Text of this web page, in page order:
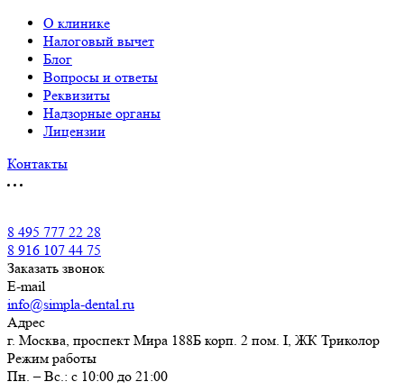
О клинике
Налоговый вычет
Блог
Вопросы и ответы
Реквизиты
Надзорные органы
Лицензии
Контакты
8 495 777 22 28
8 916 107 44 75
Заказать звонок
E-mail
info@simpla-dental.ru
Адрес
г. Москва, проспект Мира 188Б корп. 2 пом. I, ЖК Триколор
Режим работы
Пн. – Вс.: с 10:00 до 21:00